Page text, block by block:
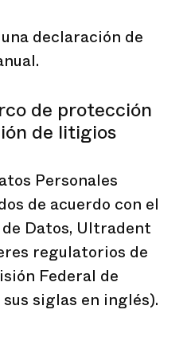
declaración de
de protección
de litigios
Personales
de acuerdo con el
Datos, Ultradent
regulatorios de
Federal de
siglas en inglés).